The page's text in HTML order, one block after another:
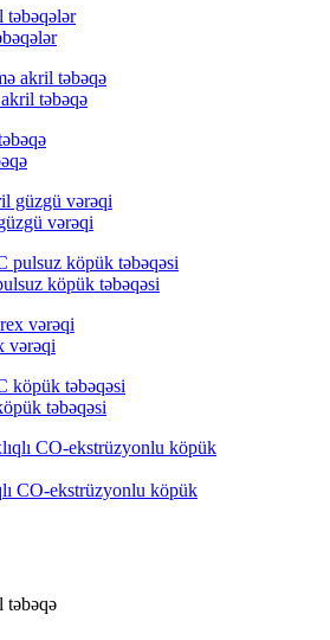
təbəqə
vərəqi
köpük təbəqəsi
vərəqi
təbəqəsi
CO-ekstrüzyonlu köpük